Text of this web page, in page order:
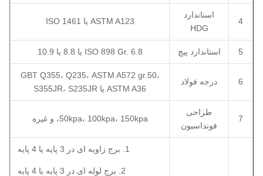
4
استاندارد
HDG
ASTM A123 یا ISO 1461
5 استاندارد پیچ ISO 898 Gr. 6.8 یا 8.8 یا 10.9
6 درجه فولاد
GBT Q355، Q235، ASTM A572 gr.50،
ASTM A36 یا S355JR، S235JR
7
طراحی
فونداسیون
50kpa، 100kpa، 150kpa، و غیره
1. برج زاویه ای در 3 پایه یا 4 پایه
2. برج لوله ای در 3 پایه یا 4 پایه